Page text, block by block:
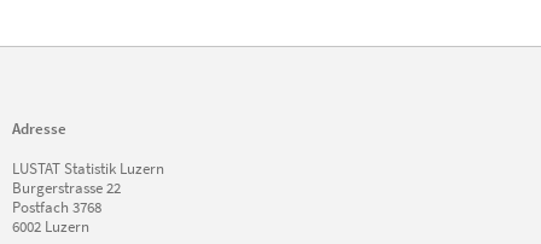
Adresse
LUSTAT Statistik Luzern
Burgerstrasse 22
Postfach 3768
6002 Luzern